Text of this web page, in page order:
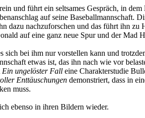
und führt ein seltsames Gespräch, in
auf seine Baseballmannschaft.
dazu nachzuforschen und das führt ihn zu
auf eine ganz neue Spur und der Mad
sich bei ihm nur vorstellen kann und
etwas ist, das ihn nach wie vor
Ein ungelöster Fall eine Charakterstudie
Enttäuschungen demonstriert, dass in
muss.
ebenso in ihren Bildern wieder.